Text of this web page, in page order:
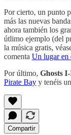
Por cierto, un punto
más las nuevas
ahora también los
útlimo ejemplo (del
la música gratis,
comenta Un lugar en
Por último, Ghosts
Pirate Bay y tenéis
Compartir